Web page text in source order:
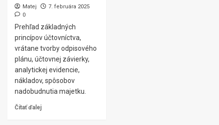
Matej
7. februára 2025
0
Prehľad základných
princípov účtovníctva,
vrátane tvorby odpisového
plánu, účtovnej závierky,
analytickej evidencie,
nákladov, spôsobov
nadobudnutia majetku.
Čítať ďalej